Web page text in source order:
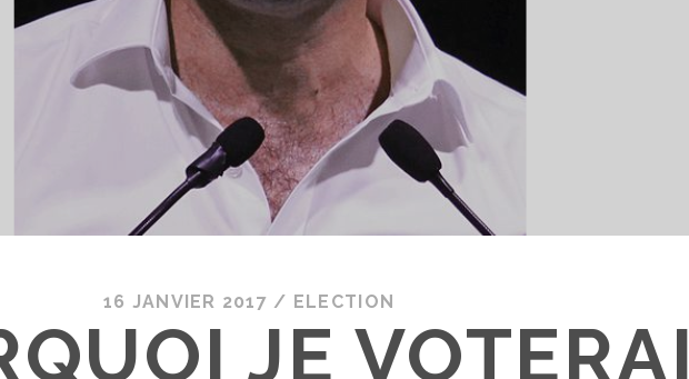
16 JANVIER 2017 / ELECTION
JE VOTERAI